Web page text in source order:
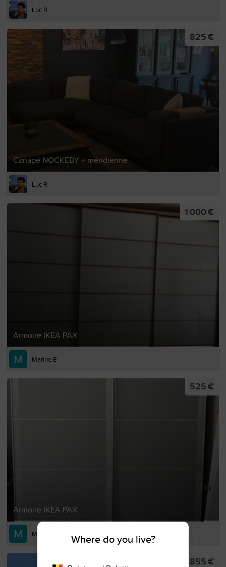
Luc R
Canapé NOCKEBY + méridienne
825 €
Luc R
Armoire IKEA PAX
1 000 €
Marine E
Armoire IKEA PAX
525 €
Marine E
30 855 €
Where do you live?